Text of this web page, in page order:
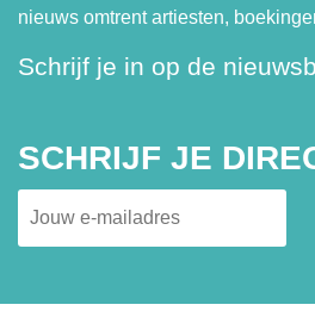
nieuws omtrent artiesten,
Schrijf je in op de
SCHRIJF JE